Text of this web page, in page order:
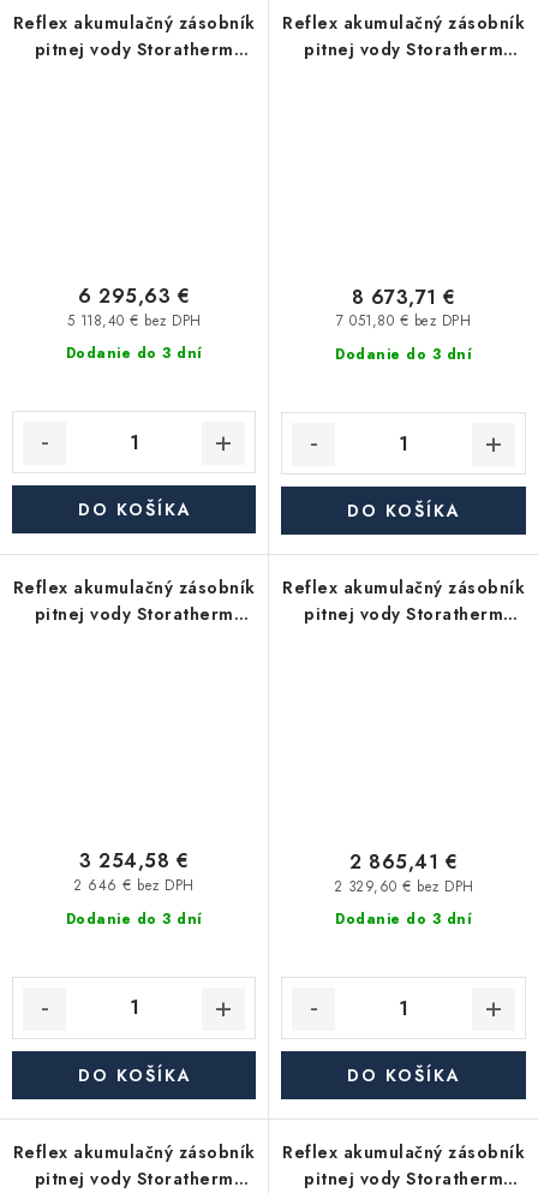
Reflex akumulačný zásobník
pitnej vody Storatherm
Dodanie do 3 dní
5 118,40 € bez DPH
6 295,63 €
DO KOŠÍKA
Reflex akumulačný zásobník
pitnej vody Storatherm
Dodanie do 3 dní
7 051,80 € bez DPH
8 673,71 €
DO KOŠÍKA
Reflex akumulačný zásobník
pitnej vody Storatherm
Dodanie do 3 dní
2 646 € bez DPH
3 254,58 €
DO KOŠÍKA
Reflex akumulačný zásobník
pitnej vody Storatherm
Dodanie do 3 dní
2 329,60 € bez DPH
2 865,41 €
DO KOŠÍKA
Reflex akumulačný zásobník
pitnej vody Storatherm
Reflex akumulačný zásobník
pitnej vody Storatherm